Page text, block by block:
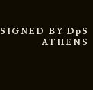
BY DpS
ATHENS